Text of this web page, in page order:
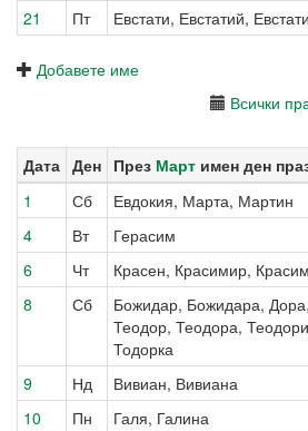
21
Пт Евстати, Евстатий,
Добавете име
Всички
Дата Ден През Март имен ден
1
Сб
Евдокия, Марта, Мартин
4
Вт
Герасим
6
Чт
Красен, Красимир,
8
Сб
Божидар, Божидара,
Теодор, Теодора,
Тодорка
9
Нд
Вивиан, Вивиана
10
Пн
Галя, Галина